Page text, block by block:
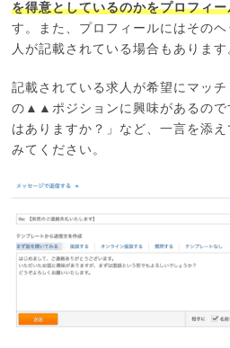
を得意としているのかをプロフィ
す。また、プロフィールにはその
人が記載されている場合もあります
記載されている求人が希望にマッ
の▲▲ポジションに興味があるので
はありますか？」など、一言を添
みてください。